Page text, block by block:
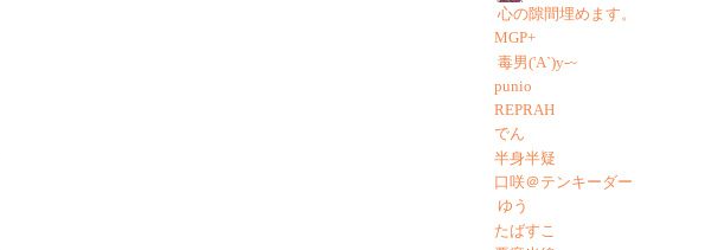
心の隙間埋めます。
MGP+
毒男('A`)y-~
punio
REPRAH
でん
半身半疑
口咲＠テンキーダー
ゆう
たばすこ